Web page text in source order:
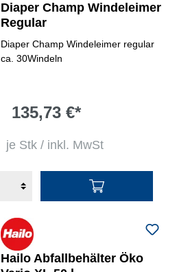
Diaper Champ Windeleimer
Regular
Diaper Champ Windeleimer regular
ca. 30Windeln
135,73 €*
je Stk / inkl. MwSt
Hailo Abfallbehälter Öko